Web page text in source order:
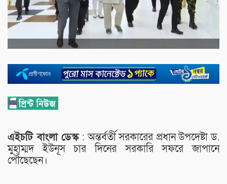
এইচটি বাংলা ডেস্ক: অন্তর্বর্তী সরকারের প্রধান উপদেষ্টা ড.
মুহাম্মদ ইউনূস চার দিনের সরকারি সফরে জাপানে
পৌঁছেছেন।